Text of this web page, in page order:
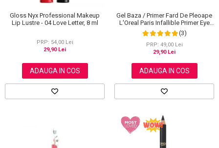
Gloss Nyx Professional Makeup
Lip Lustre - 04 Love Letter, 8 ml
PRP: 54,00 Lei
29,90 Lei
ADAUGA IN COS
Gel Baza / Primer Fard De Pleoape
L'Oreal Paris Infallible Primer Eye
Shadow Base 100, 3 ml
(3)
PRP: 49,00 Lei
29,90 Lei
ADAUGA IN COS